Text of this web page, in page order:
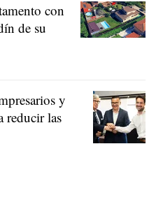
con
de su
y
reducir las